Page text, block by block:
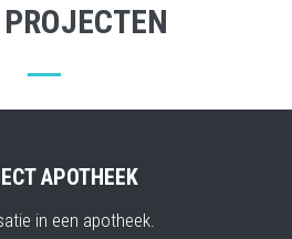
APOTHEEK
in een apotheek.